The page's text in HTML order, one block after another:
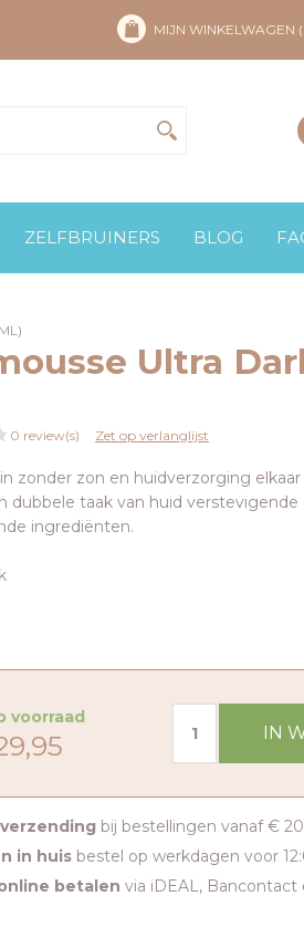
MIJN WINKELWAGEN
ZELFBRUINERS BLOG
Ultra
0 review(s) Zet op verlanglijst
zonder zon en huidverzorging
dubbele taak van huid verstevigende
ingrediënten.
voorraad
IN
bij bestellingen vanaf € 20
in huis bestel op werkdagen voor
betalen via iDEAL, Bancontact